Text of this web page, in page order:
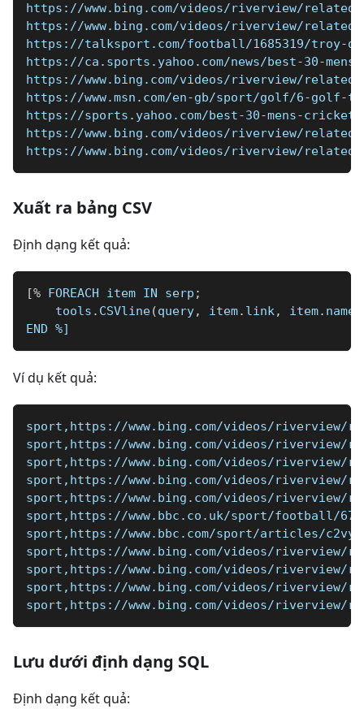
https://www.bing.com/videos/riverview/
https://www.bing.com/videos/riverview/
https://talksport.com/football/1685319/troy-
https://ca.sports.yahoo.com/news/best-30-
https://www.bing.com/videos/riverview/
https://www.msn.com/en-gb/sport/golf/6-golf-
https://sports.yahoo.com/best-30-mens-
https://www.bing.com/videos/riverview/
https://www.bing.com/videos/riverview/
Xuất ra bảng CSV
Định dạng kết quả:
[% FOREACH item IN serp ;
    tools
. CSVline(query, item. link, item. name
END %]
Ví dụ kết quả:
sport,https://www.bing.com/videos/riverview/
sport,https://www.bing.com/videos/riverview/
sport,https://www.bing.com/videos/riverview/
sport,https://www.bing.com/videos/riverview/
sport,https://www.bing.com/videos/riverview/
sport,https://www.bbc.co.uk/sport/football/
sport,https://www.bbc.com/sport/articles/
sport,https://www.bing.com/videos/riverview/
sport,https://www.bing.com/videos/riverview/
sport,https://www.bing.com/videos/riverview/
sport,https://www.bing.com/videos/riverview/
Lưu dưới định dạng SQL
Định dạng kết quả: